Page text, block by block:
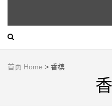
首页 Home > 香槟